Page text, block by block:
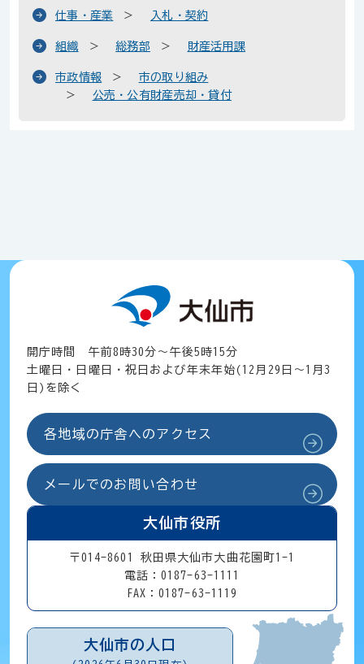
仕事・産業 入札・契約
組織 総務部 財産活用課
市政情報
市の取り組み
公売・公有財産売却・貸付
開庁時間 午前8時30分～午後5時15分
土曜日・日曜日・祝日および年末年始(12月29日～1月3
日)を除く
各地域の庁舎へのアクセス
メールでのお問い合わせ
大仙市役所
〒014-8601 秋田県大仙市大曲花園町1-1
電話：0187-63-1111
FAX：0187-63-1119
大仙市の人口